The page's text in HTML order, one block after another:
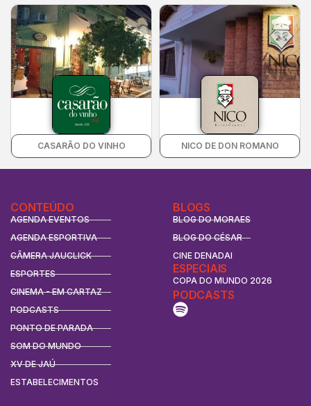
CASARÃO DO VINHO NICO DE DON ROMANO
CONTEÚDO
AGENDA EVENTOS
AGENDA ESPORTIVA
CÂMERA JAUCLICK
ESPORTES
CINEMA - EM CARTAZ
PODCASTS
PONTO DE PARADA
SOM DO MUNDO
XV DE JAÚ
ESTABELECIMENTOS
BLOGS
BLOG DO MORAES
BLOG DO CÉSAR
CINE DENADAI
ESPECIAIS
COPA DO MUNDO 2026
PODCASTS